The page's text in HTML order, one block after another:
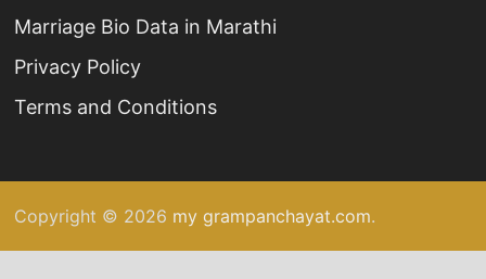
Marriage Bio Data in Marathi
Privacy Policy
Terms and Conditions
Copyright © 2026 my grampanchayat.com.